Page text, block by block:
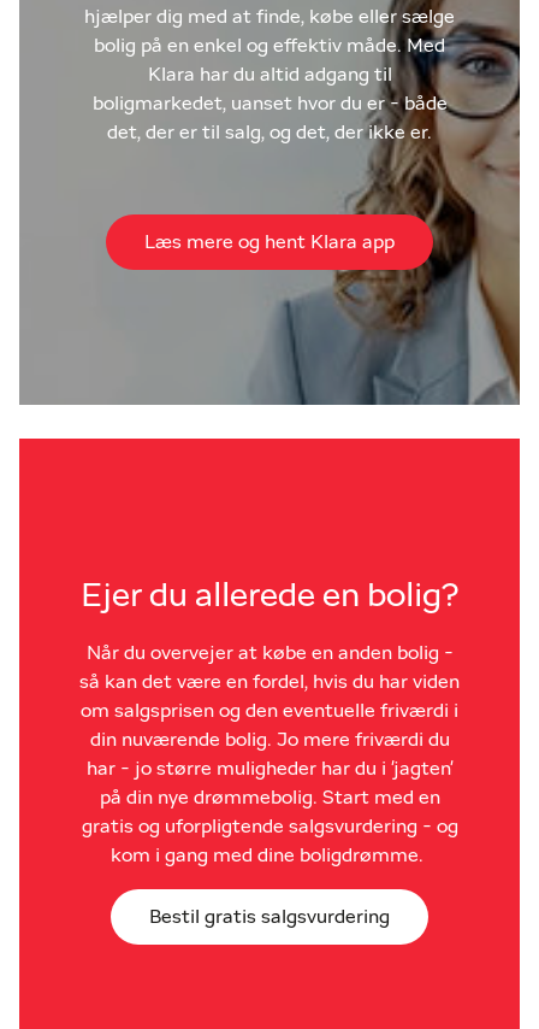
hjælper dig med at finde, købe eller sælge
bolig på en enkel og effektiv måde. Med
Klara har du altid adgang til
boligmarkedet, uanset hvor du er - både
det, der er til salg, og det, der ikke er.
Læs mere og hent Klara app
Ejer du allerede en bolig?
Når du overvejer at købe en anden bolig -
så kan det være en fordel, hvis du har viden
om salgsprisen og den eventuelle friværdi i
din nuværende bolig. Jo mere friværdi du
har - jo større muligheder har du i 'jagten'
på din nye drømmebolig. Start med en
gratis og uforpligtende salgsvurdering - og
kom i gang med dine boligdrømme.
Bestil gratis salgsvurdering